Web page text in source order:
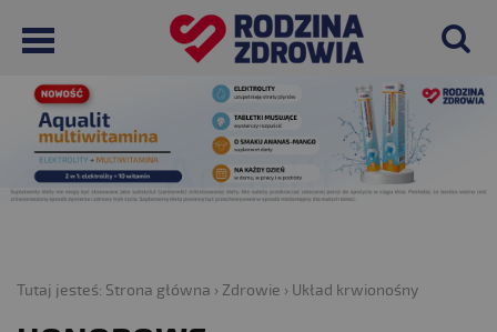
Tutaj jesteś: Strona główna › Zdrowie › Układ krwionośny